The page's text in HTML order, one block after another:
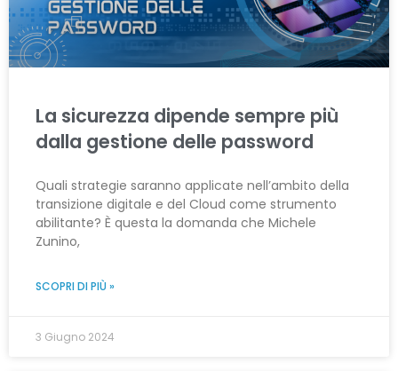
La sicurezza dipende sempre più
dalla gestione delle password
Quali strategie saranno applicate nell’ambito della
transizione digitale e del Cloud come strumento
abilitante? È questa la domanda che Michele
Zunino,
SCOPRI DI PIÙ »
3 Giugno 2024